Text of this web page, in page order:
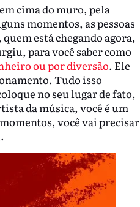
cima do muro, pela
momentos, as pessoas
está chegando agora,
para você saber como
ou por diversão. Ele
Tudo isso
no seu lugar de fato,
da música, você é um
você vai precisar